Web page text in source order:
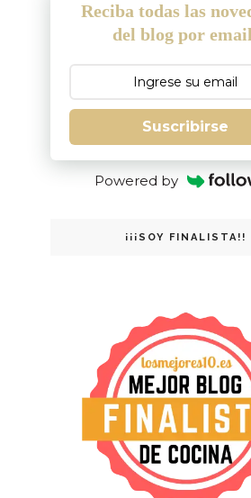
Reciba todas las
del blog por
Suscribirse
Powered by
¡¡¡SOY FINALISTA!!